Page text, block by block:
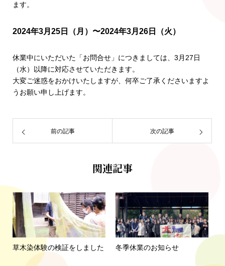
ます。
2024年3月25日（月）〜2024年3月26日（火）
休業中にいただいた「お問合せ」につきましては、3月27日
（水）以降に対応させていただきます。
大変ご迷惑をおかけいたしますが、何卒ご了承くださいますよ
うお願い申し上げます。
前の記事 次の記事
関連記事
草木染体験の検証をしました 冬季休業のお知らせ